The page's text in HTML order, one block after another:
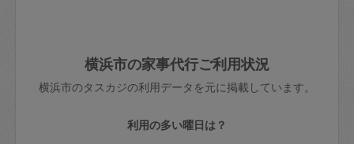
依頼者不在による当日キャンセル＝依頼
金額の100%＋交通費全額
※例：依頼日時／土曜日午前9時開始の場
きた場合は損害保険の対象外となるので
ご注意ください。
玉、など
あわせてこちらも参照ください：初めて
はありますか？
横浜市の家事代行ご利用状況
横浜市のタスカジの利用データを元に掲載しています。
利用の多い曜日は？